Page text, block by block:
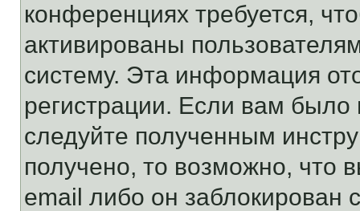
конференциях требуется,
активированы
систему. Эта информация
регистрации. Если вам
следуйте полученным
получено, то возможно, что
email либо он